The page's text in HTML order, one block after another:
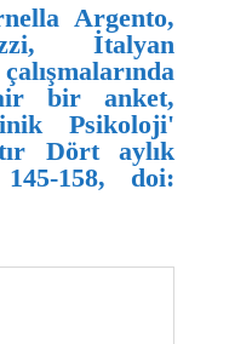
Argento,
İtalyan
bir anket,
Psikoloji'
Dört aylık
158, doi: